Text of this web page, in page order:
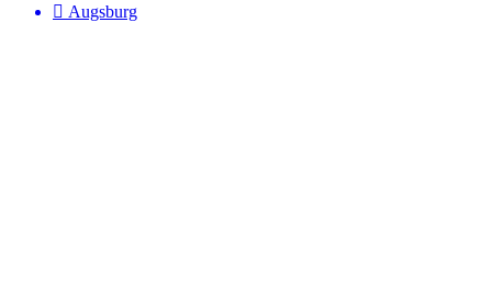
Augsburg